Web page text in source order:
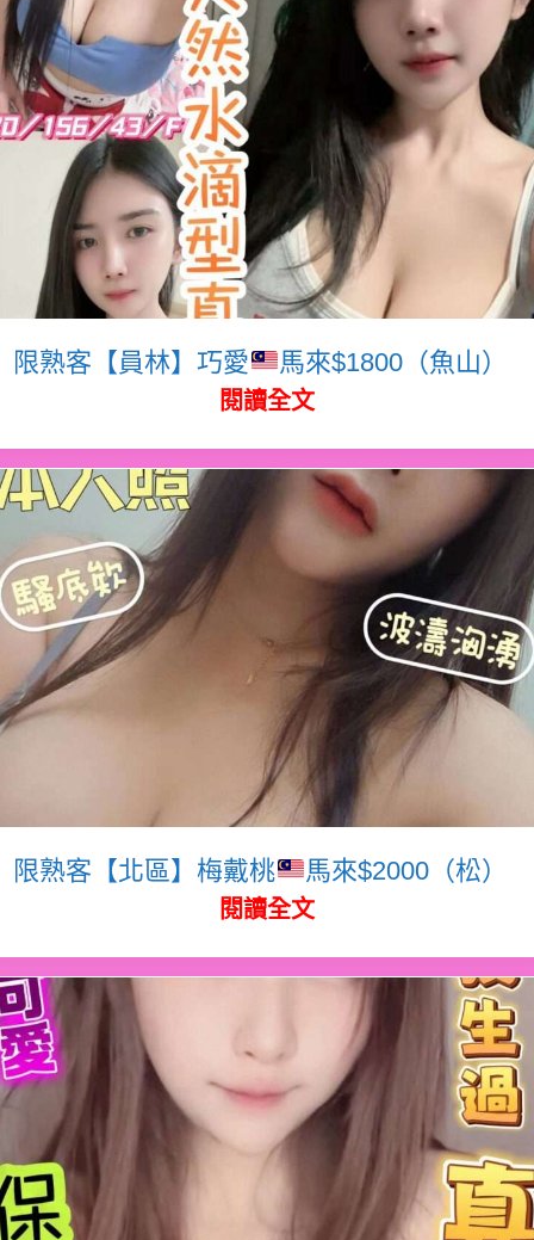
限熟客【員林】巧愛 馬來$1800（魚山）
閱讀全文
限熟客【北區】梅戴桃 馬來$2000（松）
閱讀全文